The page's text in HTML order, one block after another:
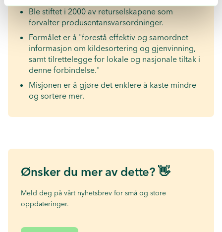
Ble stiftet i 2000 av returselskapene som
forvalter produsentansvarsordninger.
Formålet er å "forestå effektiv og samordnet
informasjon om kildesortering og gjenvinning,
samt tilrettelegge for lokale og nasjonale tiltak i
denne forbindelse."
Misjonen er å gjøre det enklere å kaste mindre
og sortere mer.
Ønsker du mer av dette? 👋
Meld deg på vårt nyhetsbrev for små og store
oppdateringer.